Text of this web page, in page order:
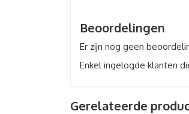
Beoordelingen
Er zijn nog geen
Enkel ingelogde klanten
Gerelateerde